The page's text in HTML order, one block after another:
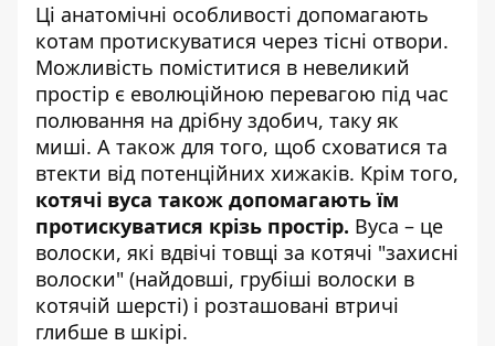
Ці анатомічні особливості допомагають
котам протискуватися через тісні отвори.
Можливість поміститися в невеликий
простір є еволюційною перевагою під час
полювання на дрібну здобич, таку як
миші. А також для того, щоб сховатися та
втекти від потенційних хижаків. Крім того,
котячі вуса також допомагають їм
протискуватися крізь простір. Вуса – це
волоски, які вдвічі товщі за котячі "захисні
волоски" (найдовші, грубіші волоски в
котячій шерсті) і розташовані втричі
глибше в шкірі.